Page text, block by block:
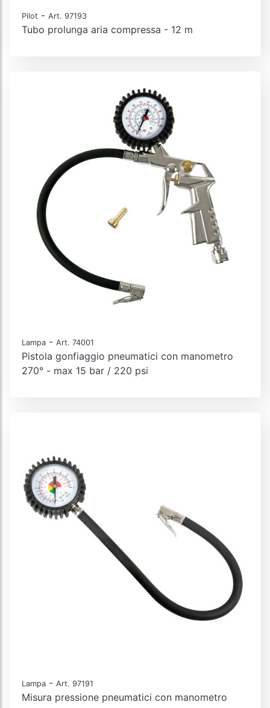
Pilot - Art. 97193
Tubo prolunga aria compressa - 12 m
Lampa - Art. 74001
Pistola gonfiaggio pneumatici con manometro
270° - max 15 bar / 220 psi
Lampa - Art. 97191
Misura pressione pneumatici con manometro